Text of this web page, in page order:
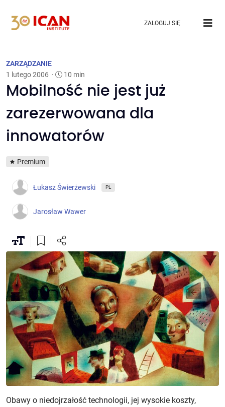
ZALOGUJ SIĘ
ZARZĄDZANIE
1 lutego 2006 · 10 min
Mobilność nie jest już
zarezerwowana dla
innowatorów
Premium
Łukasz Świerżewski PL
Jarosław Wawer
Obawy o niedojrzałość technologii, jej wysokie koszty,